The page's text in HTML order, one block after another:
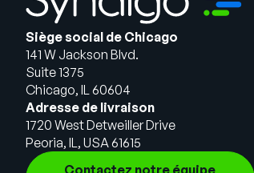
Siège social de Chicago
141 W Jackson Blvd.
Suite 1375
Chicago, IL 60604
Adresse de livraison
1720 West Detweiller Drive
Peoria, IL, USA 61615
Contactez notre équipe